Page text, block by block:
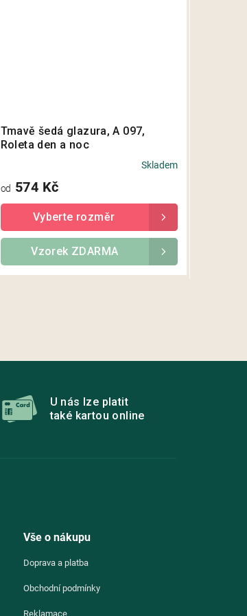
Tmavě šedá glazura, A 097,
Roleta den a noc
Skladem
od 574 Kč
Vzorek ZDARMA
U nás lze platit
také kartou online
Vše o nákupu
Doprava a platba
Obchodní podmínky
Reklamace